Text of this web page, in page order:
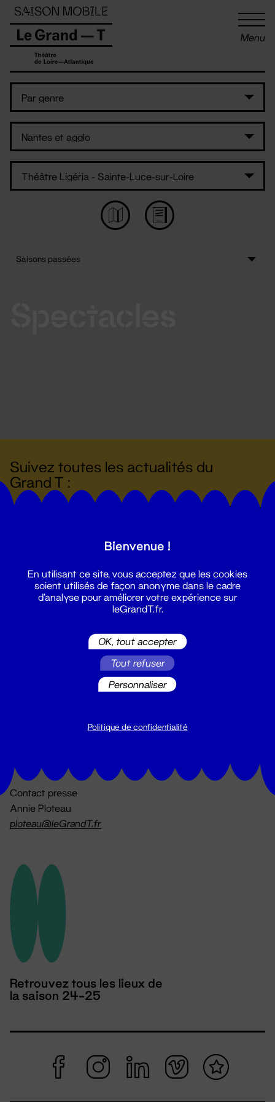
Menu
Suivez toutes les actualités du
Grand T :
billetterie@leGrandT.fr
Du lundi au vendredi 14h → 18h
Contact presse
Annie Ploteau
ploteau@leGrandT.fr
Retrouvez tous les lieux de
la saison 24-25
Panneau de gestion des cookies
Bienvenue !
En utilisant ce site, vous acceptez que les cookies
soient utilisés de façon anonyme dans le cadre
d'analyse pour améliorer votre expérience sur
leGrandT.fr.
OK, tout accepter
Tout refuser
Personnaliser
Politique de confidentialité